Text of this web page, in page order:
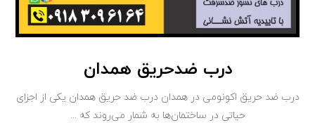
درب ضدحریق همدان
درب‌ ضد حریق اکونومی در همدان درب‌ ضد حریق همدان یکی از اجزای
حیاتی در ساختمان‌ها به شمار می‌روند که ...